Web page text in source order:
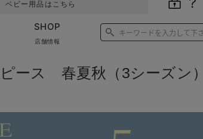
ベビー用品はこちら
SHOP
店舗情報
ース 春夏秋（3シーズン）